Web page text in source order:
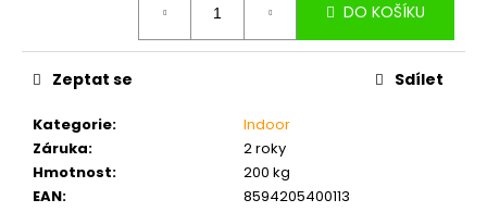
DO KOŠÍKU
Kategorie:
Indoor
Záruka:
2 roky
Hmotnost:
200 kg
EAN: 8594205400113
Zeptat se Sdílet
m
e
NÍZKÉ
BRADLA
STALKY
XS